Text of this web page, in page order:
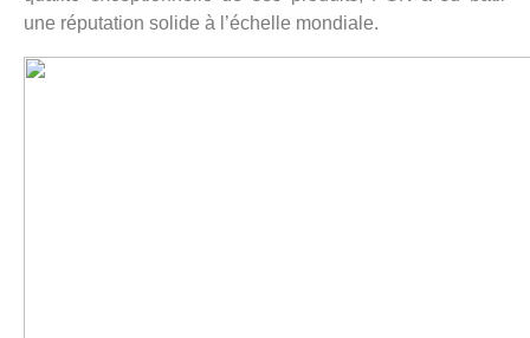
une réputation solide à l’échelle mondiale.